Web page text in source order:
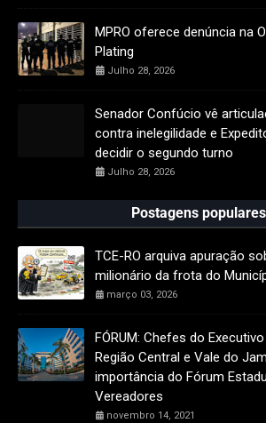
MPRO oferece denúncia na
Plating
Julho 28, 2026
Senador Confúcio vê
contra inelegilidade e
decidir o segundo turno
Julho 28, 2026
Postagens populares
TCE-RO arquiva apuração
milionário da frota do
março 03, 2026
FÓRUM: Chefes do
Região Central e Vale do
importância do Fórum
Vereadores
novembro 14, 2021